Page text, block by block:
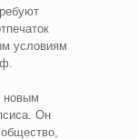
условиям
новым
Он